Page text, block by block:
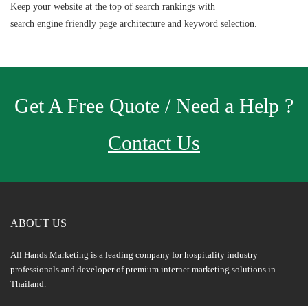
Keep your website at the top of search rankings with
search engine friendly page architecture and keyword selection.
Get A Free Quote / Need a Help ?
Contact Us
ABOUT US
All Hands Marketing is a leading company for hospitality industry
professionals and developer of premium internet marketing solutions in
Thailand.